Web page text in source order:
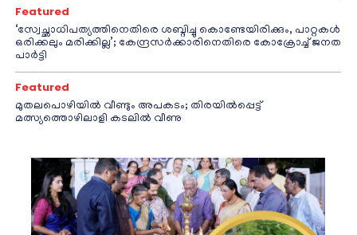
Featured
‘സ്വേച്ഛാധിപത്യത്തിനെതിരെ ശബ്ദിച്ചു കൊണ്ടേയിരിക്കും, പാറ്റകൾ
ഒരിക്കലും മരിക്കില്ല’; കേന്ദ്രസർക്കാരിനെതിരെ കോക്രോച്ച് ജനത
പാർട്ടി
Featured
മുതലപൊഴിയിൽ വീണ്ടും അപകടം; തിരയിൽപ്പെട്ട്
മത്സ്യത്തൊഴിലാളി കടലിൽ വീണു